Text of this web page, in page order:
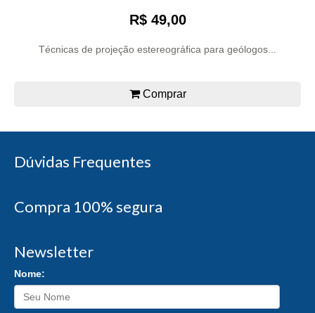
R$ 49,00
Técnicas de projeção estereográfica para geólogos...
Comprar
Dúvidas Frequentes
Compra 100% segura
Newsletter
Nome: